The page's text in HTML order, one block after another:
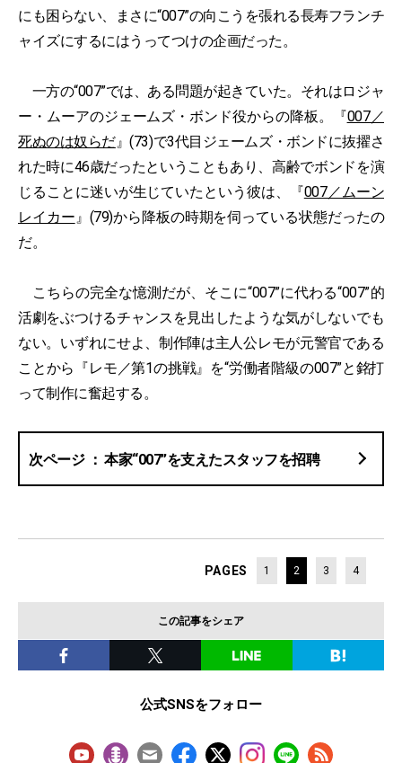
にも困らない、まさに“007”の向こうを張れる長寿フランチ
ャイズにするにはうってつけの企画だった。
一方の“007”では、ある問題が起きていた。それはロジャ
ー・ムーアのジェームズ・ボンド役からの降板。『007／
死ぬのは奴らだ』(73)で3代目ジェームズ・ボンドに抜擢さ
れた時に46歳だったということもあり、高齢でボンドを演
じることに迷いが生じていたという彼は、『007／ムーン
レイカー』(79)から降板の時期を伺っている状態だったの
だ。
こちらの完全な憶測だが、そこに“007”に代わる“007”的
活劇をぶつけるチャンスを見出したような気がしないでも
ない。いずれにせよ、制作陣は主人公レモが元警官である
ことから『レモ／第1の挑戦』を“労働者階級の007”と銘打
って制作に奮起する。
本家“007”を支えたスタッフを招聘
PAGES 1 2 3 4
この記事をシェア
公式SNSをフォロー